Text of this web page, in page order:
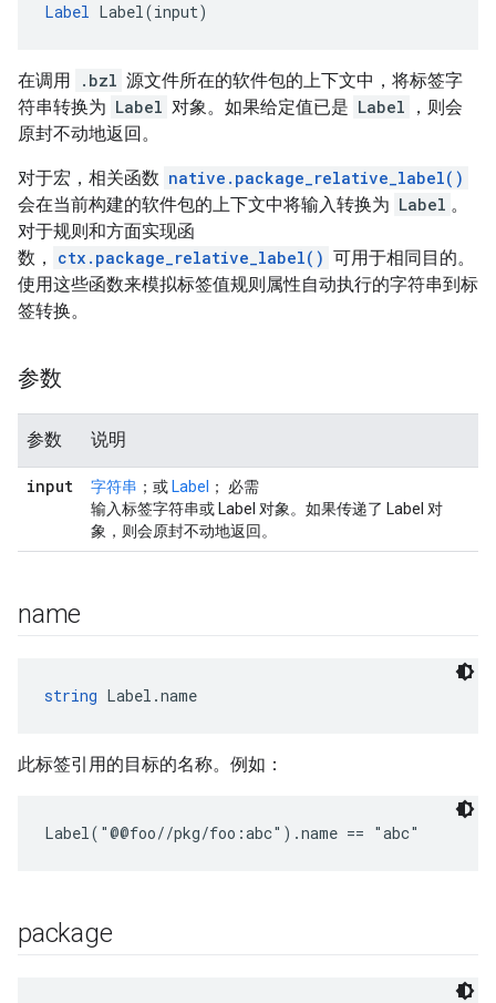
Label Label(input)
在调用 .bzl 源文件所在的软件包的上下文中，将标签字
符串转换为 Label 对象。如果给定值已是 Label
，则会
原封不动地返回。
对于宏，相关函数 native.package_relative_label()
会在当前构建的软件包的上下文中将输入转换为 Label 。
对于规则和方面实现函
数，
ctx.package_relative_label() 可用于相同目的。
使用这些函数来模拟标签值规则属性自动执行的字符串到标
签转换。
参数
参数 说明
input 字符串 ；或 Label
； 必需
输入标签字符串或 Label 对象。如果传递了 Label 对
象，则会原封不动地返回。
name
string Label.name
此标签引用的目标的名称。例如：
Label("@@foo//pkg/foo:abc").name == "abc"
package